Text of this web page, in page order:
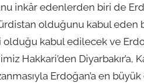
inkâr edenlerden biri de
olduğunu kabul
kabul edilecek ve
Hakkari’den Diyarbakır’a,
Erdoğan’a en